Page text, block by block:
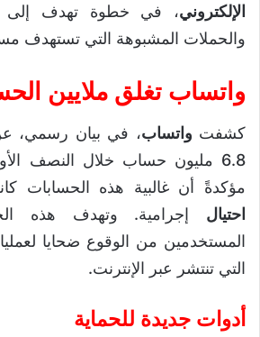
الإلكتروني، في خطوة تهدف إلى
والحملات المشبوهة التي تستهدف
واتساب تغلق ملايين
كشفت واتساب، في بيان رسمي،
مؤكدةً أن غالبية هذه الحسابات
احتيال إجرامية. وتهدف هذه
المستخدمين من الوقوع ضحايا
التي تنتشر عبر الإنترنت.
أدوات جديدة للحماية